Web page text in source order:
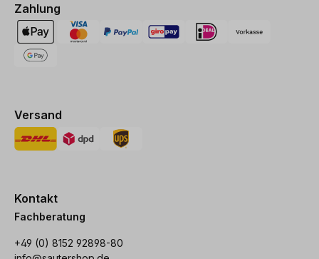
Zahlung
Versand
Kontakt
Fachberatung
+49 (0) 8152 92898-80